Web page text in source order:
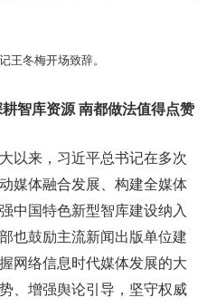
冬梅开场致辞。
库资源 南都做法值得点赞
来，习近平总书记在多次
媒体融合发展、构建全媒体
中国特色新型智库建设纳入
也鼓励主流新闻出版单位建
网络信息时代媒体发展的大
、增强舆论引导，坚守权威